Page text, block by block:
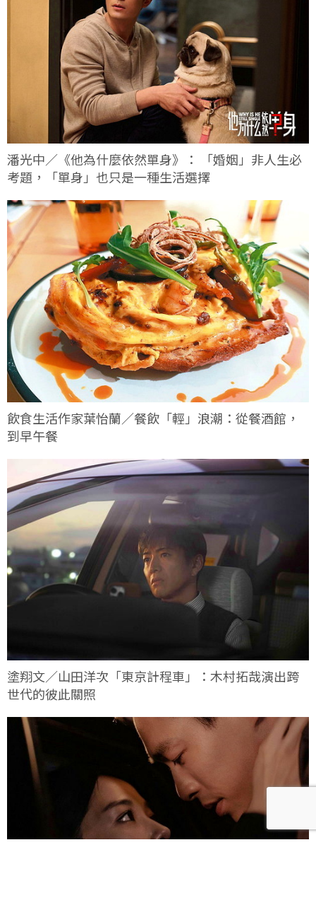
潘光中／《他為什麼依然單身》： 「婚姻」非人生必
考題，「單身」也只是一種生活選擇
飲食生活作家葉怡蘭／餐飲「輕」浪潮：從餐酒館，
到早午餐
塗翔文／山田洋次「東京計程車」：木村拓哉演出跨
世代的彼此關照